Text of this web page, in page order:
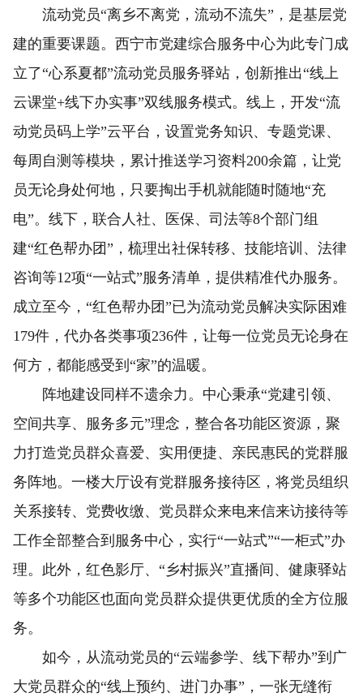
流动党员“离乡不离党，流动不流失”，是基层党
建的重要课题。西宁市党建综合服务中心为此专门成
立了“心系夏都”流动党员服务驿站，创新推出“线上
云课堂+线下办实事”双线服务模式。线上，开发“流
动党员码上学”云平台，设置党务知识、专题党课、
每周自测等模块，累计推送学习资料200余篇，让党
员无论身处何地，只要掏出手机就能随时随地“充
电”。线下，联合人社、医保、司法等8个部门组
建“红色帮办团”，梳理出社保转移、技能培训、法律
咨询等12项“一站式”服务清单，提供精准代办服务。
成立至今，“红色帮办团”已为流动党员解决实际困难
179件，代办各类事项236件，让每一位党员无论身在
何方，都能感受到“家”的温暖。
阵地建设同样不遗余力。中心秉承“党建引领、
空间共享、服务多元”理念，整合各功能区资源，聚
力打造党员群众喜爱、实用便捷、亲民惠民的党群服
务阵地。一楼大厅设有党群服务接待区，将党员组织
关系接转、党费收缴、党员群众来电来信来访接待等
工作全部整合到服务中心，实行“一站式”“一柜式”办
理。此外，红色影厅、“乡村振兴”直播间、健康驿站
等多个功能区也面向党员群众提供更优质的全方位服
务。
如今，从流动党员的“云端参学、线下帮办”到广
大党员群众的“线上预约、进门办事”，一张无缝衔